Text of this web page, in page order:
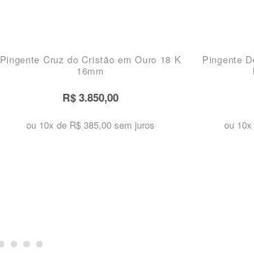
Pingente Cruz do Cristão em Ouro 18 K
16mm
R$ 3.850,00
ou 10x de R$ 385,00 sem juros
Pingente
ou